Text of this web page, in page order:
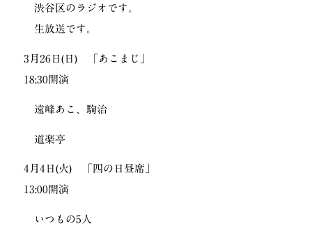
渋谷区のラジオです。
生放送です。
3月26日(日) 「あこまじ」
18:30開演
遠峰あこ、駒治
道楽亭
4月4日(火) 「四の日昼席」
13:00開演
いつもの5人